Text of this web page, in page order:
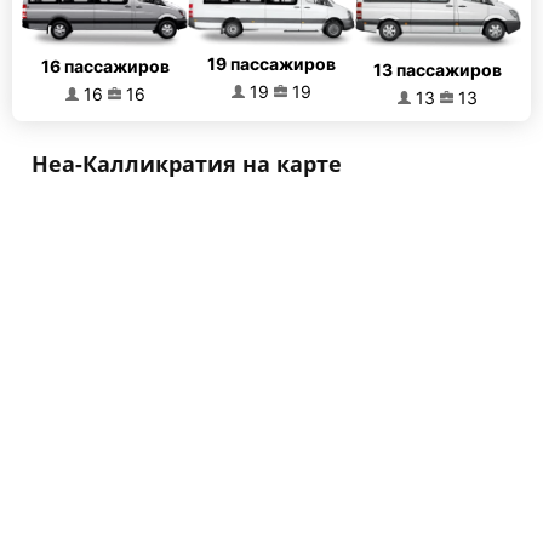
16 пассажиров
16
16
19 пассажиров
19
19
13 пассажиров
13
13
Неа-Калликратия на карте